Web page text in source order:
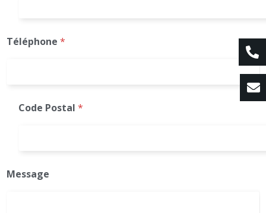
Téléphone *
Code Postal *
Message